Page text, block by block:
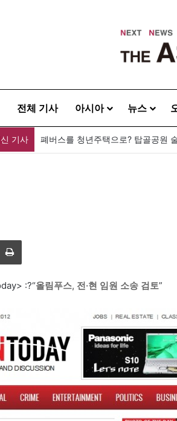
전체 기사 아시아 뉴스
기사 폐버스를 청년주택으로? 탑골공원
:?“올림푸스, 전·현 임원 소송 검토”